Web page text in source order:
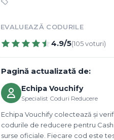
EVALUEAZĂ CODURILE
4.9/5(105voturi)
Pagină actualizată de:
Echipa Vouchify
Specialist Coduri Reducere
Echipa Vouchify colectează și
codurile de reducere pentru
surse oficiale. Fiecare cod este